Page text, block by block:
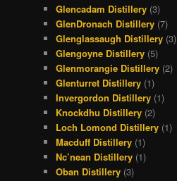
Glencadam Distillery (3)
GlenDronach Distillery (7)
Glenglassaugh Distillery (3)
Glengoyne Distillery (5)
Glenmorangie Distillery (2)
Glenturret Distillery (1)
Invergordon Distillery (1)
Knockdhu Distillery (2)
Loch Lomond Distillery (1)
Macduff Distillery (1)
Nc’nean Distillery (1)
Oban Distillery (3)